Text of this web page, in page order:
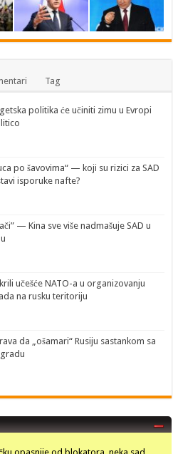
Tag
politika će učiniti zimu u Evropi
po šavovima“ — koji su rizici za SAD
isporuke nafte?
— Kina sve više nadmašuje SAD u
učešće NATO-a u organizovanju
na rusku teritoriju
da „ošamari“ Rusiju sastankom sa